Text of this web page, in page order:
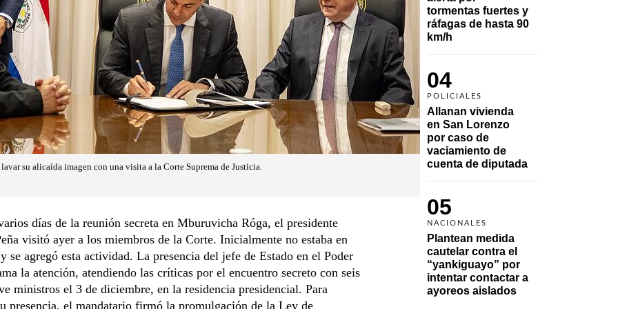
tormentas fuertes y
ráfagas de hasta 90
km/h
04
POLICIALES
Allanan vivienda
en San Lorenzo
por caso de
vaciamiento de
cuenta de diputada
05
NACIONALES
Plantean medida
cautelar contra el
“yankiguayo” por
intentar contactar a
ayoreos aislados
su alicaída imagen con una visita a la Corte Suprema de Justicia.
días de la reunión secreta en Mburuvicha Róga, el presidente
visitó ayer a los miembros de la Corte. Inicialmente no estaba en
se agregó esta actividad. La presencia del jefe de Estado en el Poder
la atención, atendiendo las críticas por el encuentro secreto con seis
ministros el 3 de diciembre, en la residencia presidencial. Para
presencia, el mandatario firmó la promulgación de la Ley de